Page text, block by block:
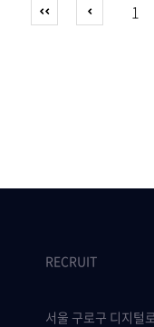
1
RECRUIT
서울 구로구 디지털